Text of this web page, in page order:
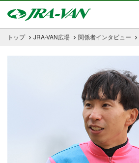
トップ JRA-VAN広場 関係者インタビュー